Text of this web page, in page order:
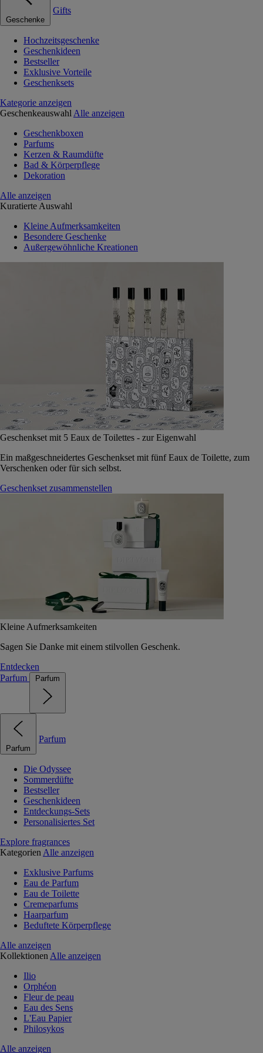
Geschenke
Gifts
Hochzeitsgeschenke
Geschenkideen
Bestseller
Exklusive Vorteile
Geschenksets
Kategorie anzeigen
Geschenkeauswahl Alle anzeigen
Geschenkboxen
Parfums
Kerzen & Raumdüfte
Bad & Körperpflege
Dekoration
Alle anzeigen
Kuratierte Auswahl
Kleine Aufmerksamkeiten
Besondere Geschenke
Außergewöhnliche Kreationen
Geschenkset mit 5 Eaux de Toilettes - zur Eigenwahl
Ein maßgeschneidertes Geschenkset mit fünf Eaux de Toilette, zum
Verschenken oder für sich selbst.
Geschenkset zusammenstellen
Kleine Aufmerksamkeiten
Sagen Sie Danke mit einem stilvollen Geschenk.
Entdecken
Parfum
Parfum
Parfum
Parfum
Die Odyssee
Sommerdüfte
Bestseller
Geschenkideen
Entdeckungs-Sets
Personalisiertes Set
Explore fragrances
Kategorien Alle anzeigen
Exklusive Parfums
Eau de Parfum
Eau de Toilette
Cremeparfums
Haarparfum
Beduftete Körperpflege
Alle anzeigen
Kollektionen Alle anzeigen
Ilio
Orphéon
Fleur de peau
Eau des Sens
L'Eau Papier
Philosykos
Alle anzeigen